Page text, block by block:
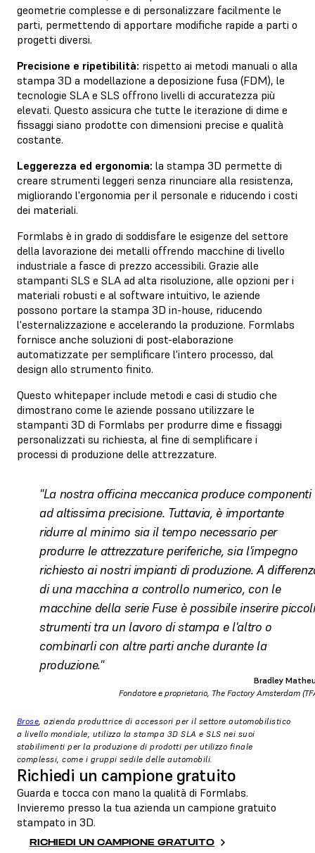
geometrie complesse e di personalizzare facilmente le
parti, permettendo di apportare modifiche rapide a parti o
progetti diversi.
Precisione e ripetibilità: rispetto ai metodi manuali o alla
stampa 3D a modellazione a deposizione fusa (FDM), le
tecnologie SLA e SLS offrono livelli di accuratezza più
elevati. Questo assicura che tutte le iterazione di dime e
fissaggi siano prodotte con dimensioni precise e qualità
costante.
Leggerezza ed ergonomia: la stampa 3D permette di
creare strumenti leggeri senza rinunciare alla resistenza,
migliorando l'ergonomia per il personale e riducendo i costi
dei materiali.
Formlabs è in grado di soddisfare le esigenze del settore
della lavorazione dei metalli offrendo macchine di livello
industriale a fasce di prezzo accessibili. Grazie alle
stampanti SLS e SLA ad alta risoluzione, alle opzioni per i
materiali robusti e al software intuitivo, le aziende
possono portare la stampa 3D in-house, riducendo
l'esternalizzazione e accelerando la produzione. Formlabs
fornisce anche soluzioni di post-elaborazione
automatizzate per semplificare l'intero processo, dal
design allo strumento finito.
Questo whitepaper include metodi e casi di studio che
dimostrano come le aziende possano utilizzare le
stampanti 3D di Formlabs per produrre dime e fissaggi
personalizzati su richiesta, al fine di semplificare i
processi di produzione delle attrezzature.
"La nostra officina meccanica produce componenti
ad altissima precisione. Tuttavia, è importante
ridurre al minimo sia il tempo necessario per
produrre le attrezzature periferiche, sia l'impegno
richiesto ai nostri impianti di produzione. A
di una macchina a controllo numerico, con le
macchine della serie Fuse è possibile inserire piccoli
strumenti tra un lavoro di stampa e l'altro o
combinarli con altre parti anche durante la
produzione."
Bradley
Fondatore e proprietario, The Factory Amsterdam
Brose , azienda produttrice di accessori per il settore automobilistico
a livello mondiale, utilizza la stampa 3D SLA e SLS nei suoi
stabilimenti per la produzione di prodotti per utilizzo finale
complessi, come i gruppi sedile delle automobili.
Richiedi un campione gratuito
Guarda e tocca con mano la qualità di Formlabs.
Invieremo presso la tua azienda un campione gratuito
stampato in 3D.
RICHIEDI UN CAMPIONE GRATUITO